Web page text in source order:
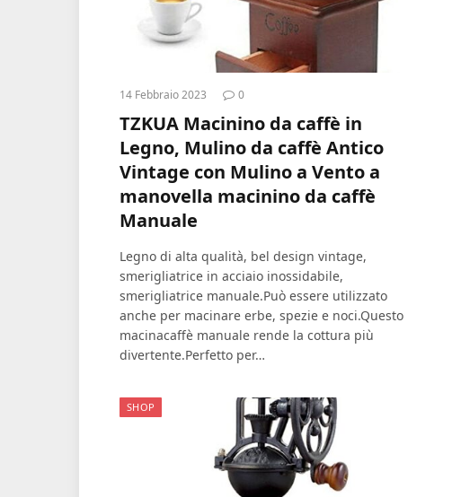
14 Febbraio 2023 0
TZKUA Macinino da caffè in
Legno, Mulino da caffè Antico
Vintage con Mulino a Vento a
manovella macinino da caffè
Manuale
Legno di alta qualità, bel design vintage,
smerigliatrice in acciaio inossidabile,
smerigliatrice manuale.Può essere utilizzato
anche per macinare erbe, spezie e noci.Questo
macinacaffè manuale rende la cottura più
divertente.Perfetto per…
SHOP